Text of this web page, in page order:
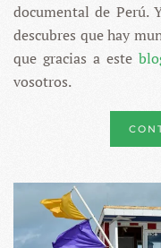
documental de Perú.
descubres que hay
que gracias a este
vosotros.